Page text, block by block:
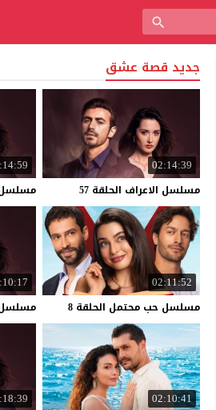
جديد قصة عشق
02:14:39
مسلسل الاعراف الحلقة 57
02:11:52
مسلسل حب محتمل الحلقة 8
02:10:41